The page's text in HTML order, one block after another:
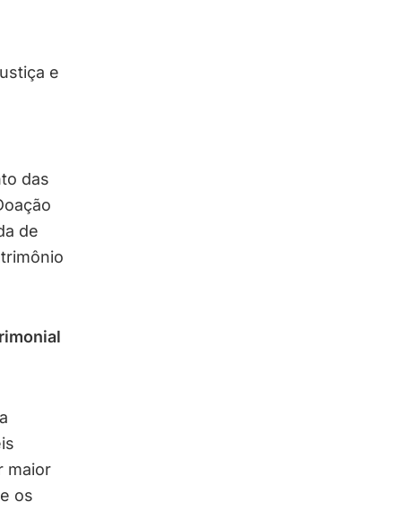
e
das
de
maior
os